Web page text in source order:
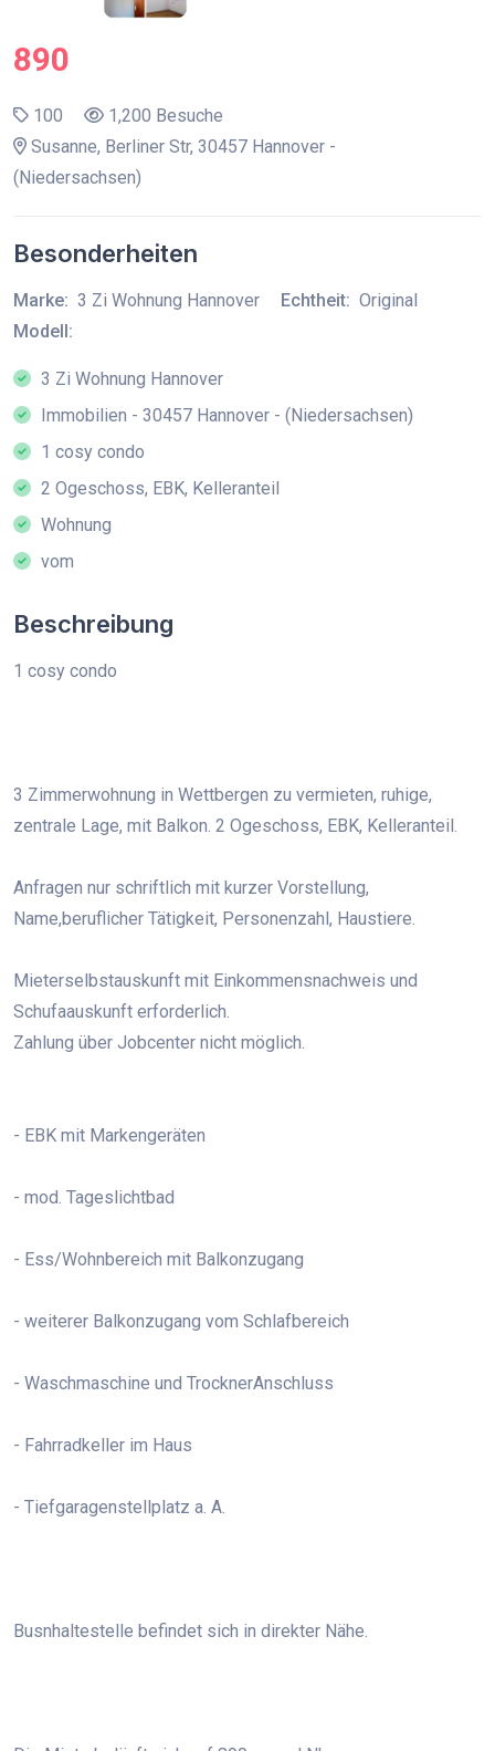
890
100
1,200 Besuche
Susanne, Berliner Str, 30457 Hannover -
(Niedersachsen)
Besonderheiten
Marke: 3 Zi Wohnung Hannover Echtheit: Original
Modell:
3 Zi Wohnung Hannover
Immobilien - 30457 Hannover - (Niedersachsen)
1 cosy condo
2 Ogeschoss, EBK, Kelleranteil
Wohnung
vom
Beschreibung
1 cosy condo
3 Zimmerwohnung in Wettbergen zu vermieten, ruhige,
zentrale Lage, mit Balkon. 2 Ogeschoss, EBK, Kelleranteil.
Anfragen nur schriftlich mit kurzer Vorstellung,
Name,beruflicher Tätigkeit, Personenzahl, Haustiere.
Mieterselbstauskunft mit Einkommensnachweis und
Schufaauskunft erforderlich.
Zahlung über Jobcenter nicht möglich.
- EBK mit Markengeräten
- mod. Tageslichtbad
- Ess/Wohnbereich mit Balkonzugang
- weiterer Balkonzugang vom Schlafbereich
- Waschmaschine und TrocknerAnschluss
- Fahrradkeller im Haus
- Tiefgaragenstellplatz a. A.
Busnhaltestelle befindet sich in direkter Nähe.